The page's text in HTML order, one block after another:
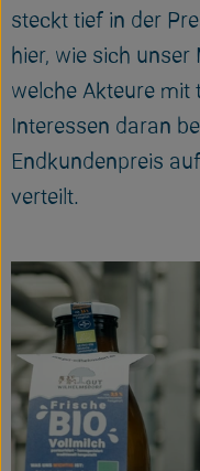
Bäckerei
Haltbares
Getränke
Großverpackung
Geplante Kisten
So geht's
Über uns
Erleben
steckt tief in der
hier, wie sich
welche Akteure mit
Interessen daran
Endkundenpreis
verteilt.